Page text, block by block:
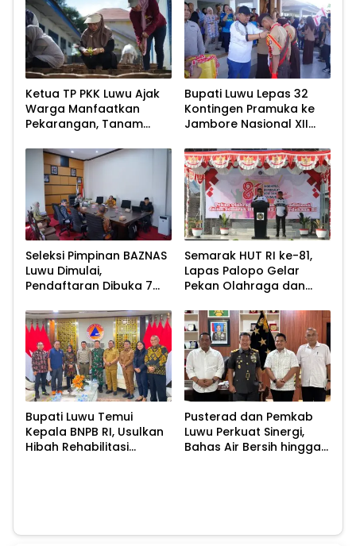
Ketua TP PKK Luwu Ajak
Warga Manfaatkan
Pekarangan, Tanam
Stunting
Bupati Luwu Lepas 32
Kontingen Pramuka ke
Jambore Nasional XII
Seleksi Pimpinan BAZNAS
Luwu Dimulai,
Pendaftaran Dibuka 7
Semarak HUT RI ke-81,
Lapas Palopo Gelar
Pekan Olahraga dan
Bupati Luwu Temui
Kepala BNPB RI, Usulkan
Hibah Rehabilitasi
Pusterad dan Pemkab
Luwu Perkuat Sinergi,
Bahas Air Bersih hingga